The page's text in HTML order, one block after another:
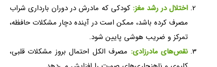
اختلال در رشد مغز: کودکی که مادرش در دوران بارداری شراب
مصرف کرده باشد، ممکن است در آینده دچار مشکلات حافظه،
تمرکز و ضریب هوشی پایین شود.
نقص‌های مادرزادی: مصرف الکل احتمال بروز مشکلات قلبی،